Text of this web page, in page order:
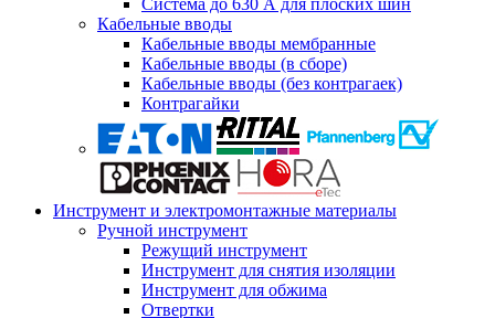
Система до 630 А для плоских шин
Кабельные вводы
Кабельные вводы мембранные
Кабельные вводы (в сборе)
Кабельные вводы (без контрагаек)
Контрагайки
Инструмент и электромонтажные материалы
Ручной инструмент
Режущий инструмент
Инструмент для снятия изоляции
Инструмент для обжима
Отвертки